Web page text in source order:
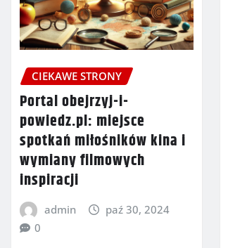
CIEKAWE STRONY
Portal obejrzyj-i-
powiedz.pl: miejsce
spotkań miłośników kina i
wymiany filmowych
inspiracji
admin
paź 30, 2024
0